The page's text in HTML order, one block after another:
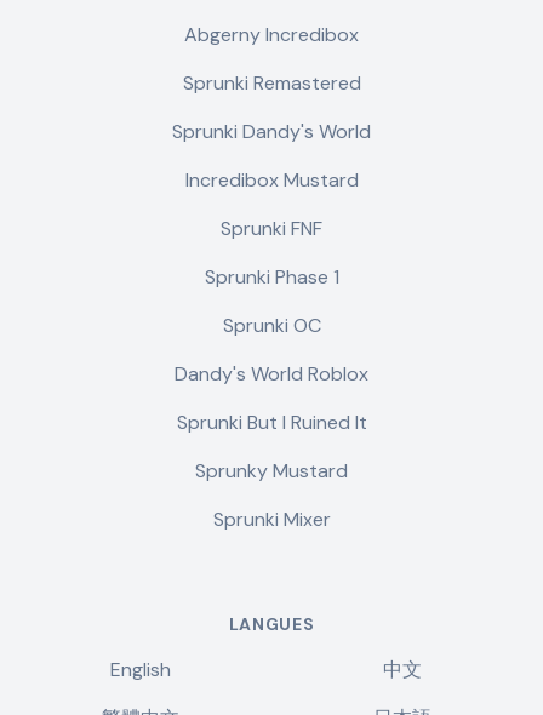
Abgerny Incredibox
Sprunki Remastered
Sprunki Dandy's World
Incredibox Mustard
Sprunki FNF
Sprunki Phase 1
Sprunki OC
Dandy's World Roblox
Sprunki But I Ruined It
Sprunky Mustard
Sprunki Mixer
LANGUES
English
中文